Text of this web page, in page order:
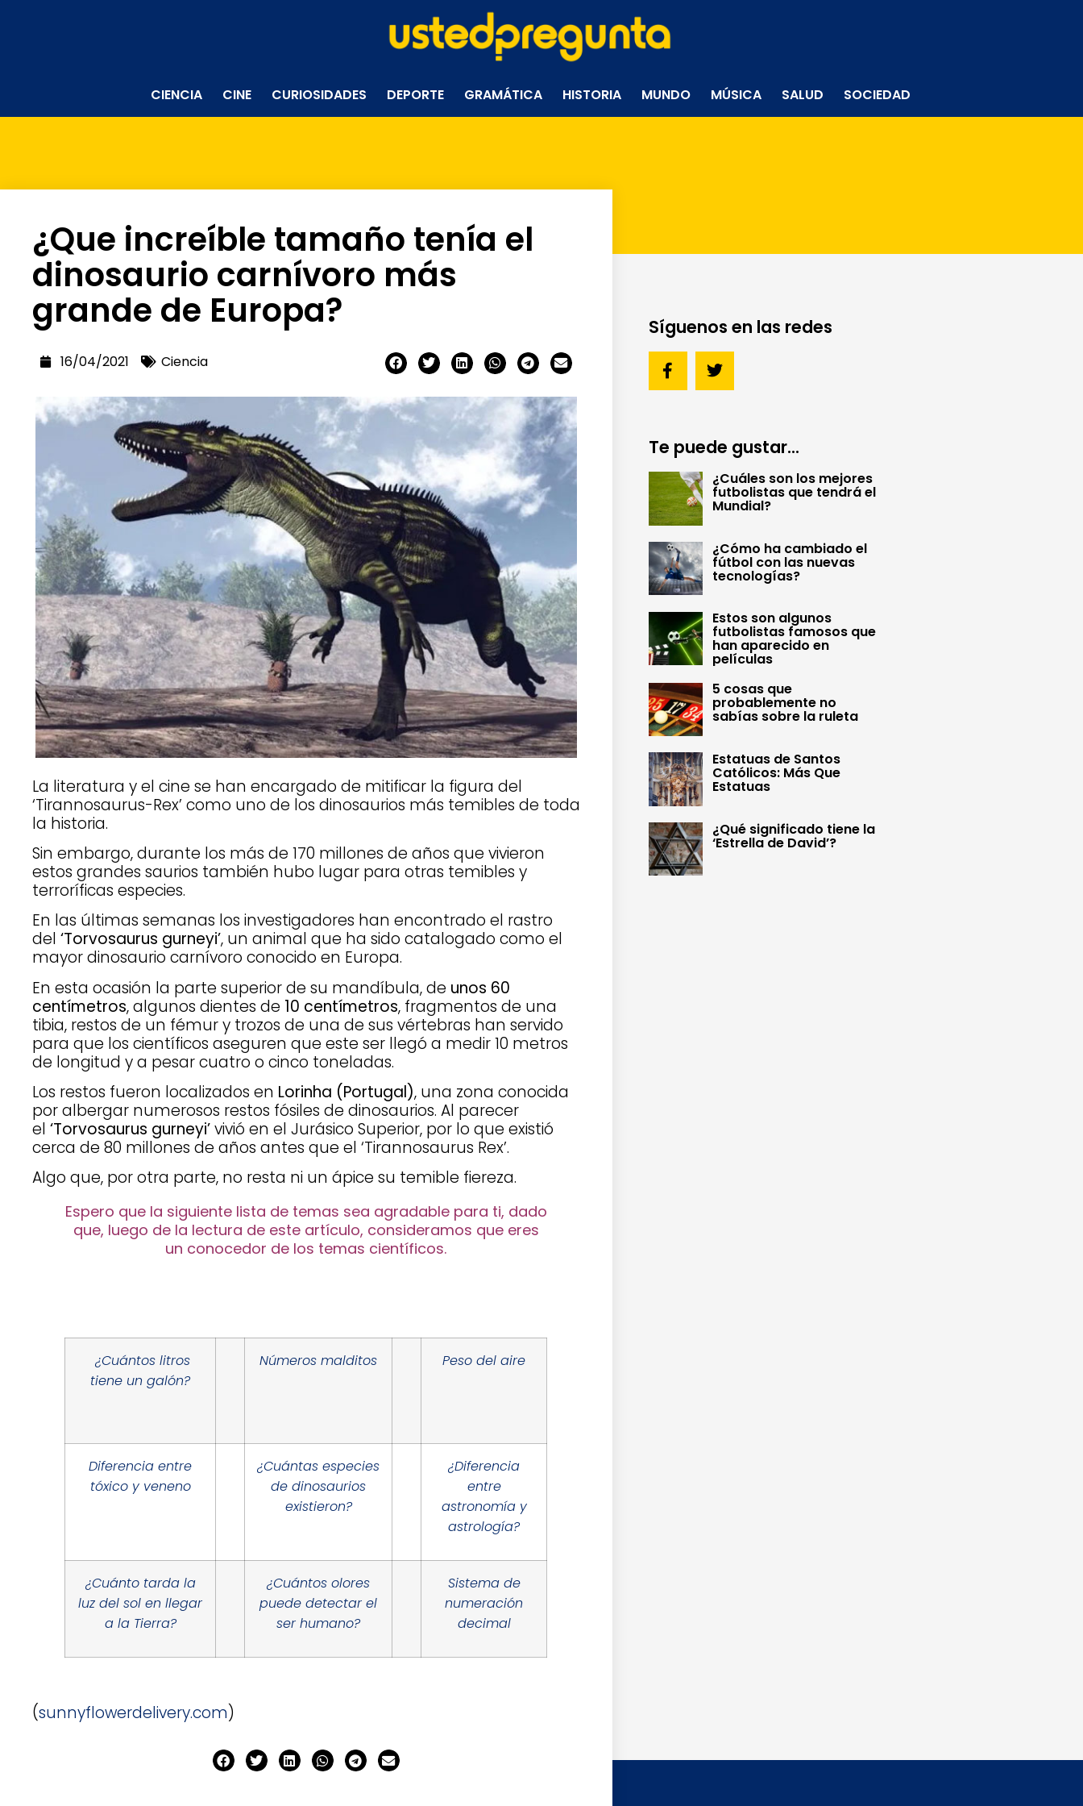
CIENCIA CINE CURIOSIDADES DEPORTE GRAMÁTICA HISTORIA MUNDO MÚSICA SALUD SOCIEDAD
¿Que increíble tamaño tenía el
dinosaurio carnívoro más
grande de Europa?
16/04/2021 Ciencia
La literatura y el cine se han encargado de mitificar la figura del
‘Tirannosaurus-Rex’ como uno de los dinosaurios más temibles de toda
la historia.
Sin embargo, durante los más de 170 millones de años que vivieron
estos grandes saurios también hubo lugar para otras temibles y
terroríficas especies.
En las últimas semanas los investigadores han encontrado el rastro
del ‘Torvosaurus gurneyi’, un animal que ha sido catalogado como el
mayor dinosaurio carnívoro conocido en Europa.
En esta ocasión la parte superior de su mandíbula, de unos 60
centímetros, algunos dientes de 10 centímetros, fragmentos de una
tibia, restos de un fémur y trozos de una de sus vértebras han servido
para que los científicos aseguren que este ser llegó a medir 10 metros
de longitud y a pesar cuatro o cinco toneladas.
Los restos fueron localizados en Lorinha (Portugal), una zona conocida
por albergar numerosos restos fósiles de dinosaurios. Al parecer
el ‘Torvosaurus gurneyi’vivió en el Jurásico Superior, por lo que existió
cerca de 80 millones de años antes que el ‘Tirannosaurus Rex’.
Algo que, por otra parte, no resta ni un ápice su temible fiereza.
Espero que la siguiente lista de temas sea agradable para ti, dado
que, luego de la lectura de este artículo, consideramos que eres
un conocedor de los temas científicos.
¿Cuántos litros
tiene un galón?
Números malditos Peso del aire
Diferencia entre
tóxico y veneno
¿Cuántas especies
de dinosaurios
existieron?
¿Diferencia
entre
astronomía y
astrología?
¿Cuánto tarda la
luz del sol en llegar
a la Tierra?
¿Cuántos olores
puede detectar el
ser humano?
Sistema de
numeración
decimal
(sunnyflowerdelivery.com)
Síguenos en las redes
Te puede gustar...
¿Cuáles son los mejores
futbolistas que tendrá el
Mundial?
¿Cómo ha cambiado el
fútbol con las nuevas
tecnologías?
Estos son algunos
futbolistas famosos que
han aparecido en
películas
5 cosas que
probablemente no
sabías sobre la ruleta
Estatuas de Santos
Católicos: Más Que
Estatuas
¿Qué significado tiene la
‘Estrella de David’?